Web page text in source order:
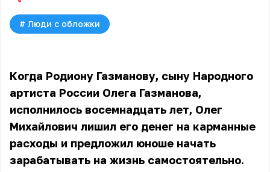
# Люди с обложки
Когда Родиону Газманову, сыну Народного
артиста России Олега Газманова,
исполнилось восемнадцать лет, Олег
Михайлович лишил его денег на карманные
расходы и предложил юноше начать
зарабатывать на жизнь самостоятельно.